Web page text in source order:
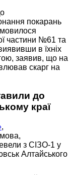
покарань
частини №61 та
в їхніх
заявив, що на
скарг на
до
краї
,
з СІЗО-1 у
Алтайського